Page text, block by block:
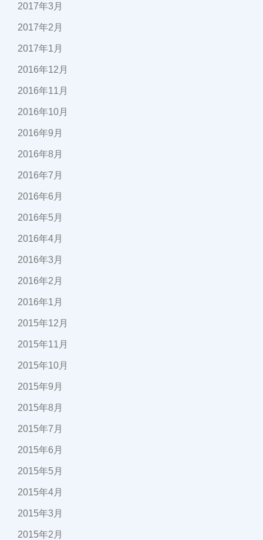
2017年3月
2017年2月
2017年1月
2016年12月
2016年11月
2016年10月
2016年9月
2016年8月
2016年7月
2016年6月
2016年5月
2016年4月
2016年3月
2016年2月
2016年1月
2015年12月
2015年11月
2015年10月
2015年9月
2015年8月
2015年7月
2015年6月
2015年5月
2015年4月
2015年3月
2015年2月